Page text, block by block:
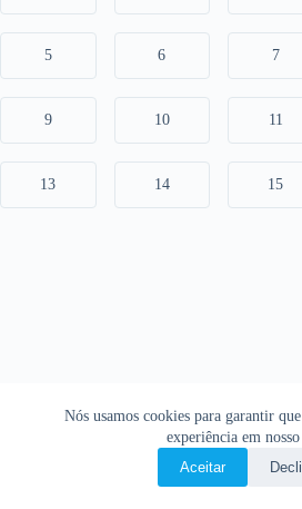
Nós usamos cookies para garantir
experiência em
Aceitar
5 6 7
9 10 11
13 14 15
Copyright © 2026 • O Livro Sagrado